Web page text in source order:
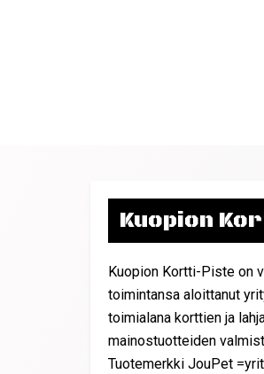
Kuopion
Kuopion Kortti-Piste on
toimintansa aloittanut
toimialana korttien ja
mainostuotteiden
Tuotemerkki JouPet